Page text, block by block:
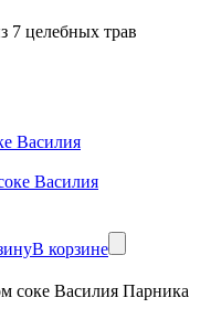
целебных трав
Василия
В корзине
соке Василия Парника